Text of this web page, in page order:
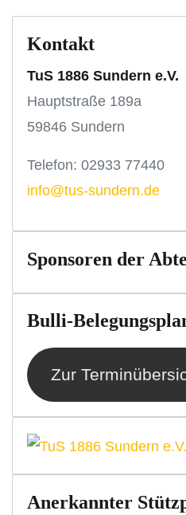
Kontakt
TuS 1886 Sundern e.V.
Hauptstraße 189a
59846 Sundern
Telefon: 02933 77440
info@tus-sundern.de
Sponsoren der
Bulli-
Zur
Anerkannter